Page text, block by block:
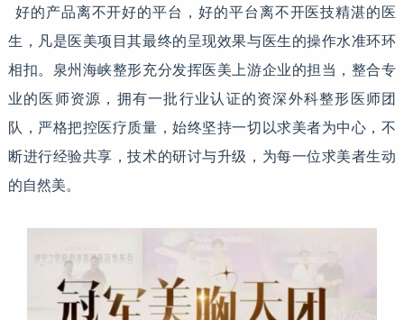
好的产品离不开好的平台，好的平台离不开医技精湛的医
生，凡是医美项目其最终的呈现效果与医生的操作水准环环
相扣。泉州海峡整形充分发挥医美上游企业的担当，整合专
业的医师资源，拥有一批行业认证的资深外科整形医师团
队，严格把控医疗质量，始终坚持一切以求美者为中心，不
断进行经验共享，技术的研讨与升级，为每一位求美者生动
的自然美。